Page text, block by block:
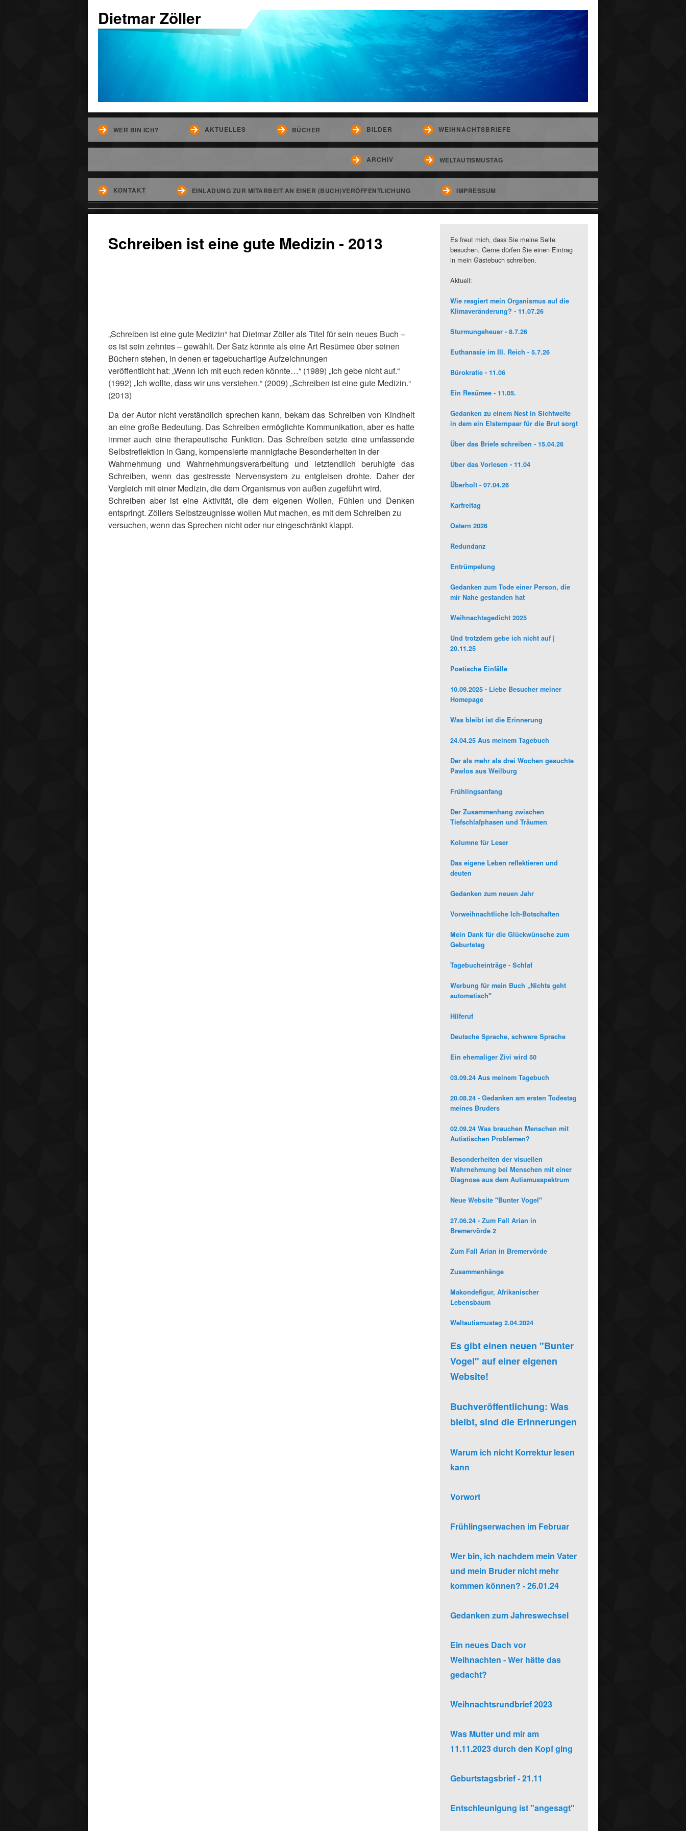
Dietmar Zöller
WER BIN ICH? AKTUELLES BÜCHER BILDER WEIHNACHTSBRIEFE
ARCHIV WELTAUTISMUSTAG
KONTAKT EINLADUNG ZUR MITARBEIT AN EINER (BUCH)VERÖFFENTLICHUNG IMPRESSUM
Schreiben ist eine gute Medizin - 2013
„Schreiben ist eine gute Medizin“ hat Dietmar Zöller als Titel für sein neues Buch –
es ist sein zehntes – gewählt. Der Satz könnte als eine Art Resümee über seinen
Büchern stehen, in denen er tagebuchartige Aufzeichnungen
veröffentlicht hat: „Wenn ich mit euch reden könnte…“ (1989) „Ich gebe nicht auf.“
(1992) „Ich wollte, dass wir uns verstehen.“ (2009) „Schreiben ist eine gute Medizin.“
(2013)
Da der Autor nicht verständlich sprechen kann, bekam das Schreiben von Kindheit
an eine große Bedeutung. Das Schreiben ermöglichte Kommunikation, aber es hatte
immer auch eine therapeutische Funktion. Das Schreiben setzte eine umfassende
Selbstreflektion in Gang, kompensierte mannigfache Besonderheiten in der
Wahrnehmung und Wahrnehmungsverarbeitung und letztendlich beruhigte das
Schreiben, wenn das gestresste Nervensystem zu entgleisen drohte. Daher der
Vergleich mit einer Medizin, die dem Organismus von außen zugeführt wird.
Schreiben aber ist eine Aktivität, die dem eigenen Wollen, Fühlen und Denken
entspringt. Zöllers Selbstzeugnisse wollen Mut machen, es mit dem Schreiben zu
versuchen, wenn das Sprechen nicht oder nur eingeschränkt klappt.
Es freut mich, dass Sie meine Seite
besuchen. Gerne dürfen Sie einen Eintrag
in mein Gästebuch schreiben.
Aktuell:
Wie reagiert mein Organismus auf die
Klimaveränderung? - 11.07.26
Sturmungeheuer - 8.7.26
Euthanasie im III. Reich - 5.7.26
Bürokratie - 11.06
Ein Resümee - 11.05.
Gedanken zu einem Nest in Sichtweite
in dem ein Elsternpaar für die Brut sorgt
Über das Briefe schreiben - 15.04.26
Über das Vorlesen - 11.04
Überholt - 07.04.26
Karfreitag
Ostern 2026
Redundanz
Entrümpelung
Gedanken zum Tode einer Person, die
mir Nahe gestanden hat
Weihnachtsgedicht 2025
Und trotzdem gebe ich nicht auf |
20.11.25
Poetische Einfälle
10.09.2025 - Liebe Besucher meiner
Homepage
Was bleibt ist die Erinnerung
24.04.25 Aus meinem Tagebuch
Der als mehr als drei Wochen gesuchte
Pawlos aus Weilburg
Frühlingsanfang
Der Zusammenhang zwischen
Tiefschlafphasen und Träumen
Kolumne für Leser
Das eigene Leben reflektieren und
deuten
Gedanken zum neuen Jahr
Vorweihnachtliche Ich-Botschaften
Mein Dank für die Glückwünsche zum
Geburtstag
Tagebucheinträge - Schlaf
Werbung für mein Buch „Nichts geht
automatisch"
Hilferuf
Deutsche Sprache, schwere Sprache
Ein ehemaliger Zivi wird 50
03.09.24 Aus meinem Tagebuch
20.08.24 - Gedanken am ersten Todestag
meines Bruders
02.09.24 Was brauchen Menschen mit
Autistischen Problemen?
Besonderheiten der visuellen
Wahrnehmung bei Menschen mit einer
Diagnose aus dem Autismusspektrum
Neue Website "Bunter Vogel"
27.06.24 - Zum Fall Arian in
Bremervörde 2
Zum Fall Arian in Bremervörde
Zusammenhänge
Makondefigur, Afrikanischer
Lebensbaum
Weltautismustag 2.04.2024
Es gibt einen neuen "Bunter
Vogel" auf einer eigenen
Website!
Buchveröffentlichung: Was
bleibt, sind die Erinnerungen
Warum ich nicht Korrektur lesen
kann
Vorwort
Frühlingserwachen im Februar
Wer bin, ich nachdem mein Vater
und mein Bruder nicht mehr
kommen können? - 26.01.24
Gedanken zum Jahreswechsel
Ein neues Dach vor
Weihnachten - Wer hätte das
gedacht?
Weihnachtsrundbrief 2023
Was Mutter und mir am
11.11.2023 durch den Kopf ging
Geburtstagsbrief - 21.11
Entschleunigung ist "angesagt"